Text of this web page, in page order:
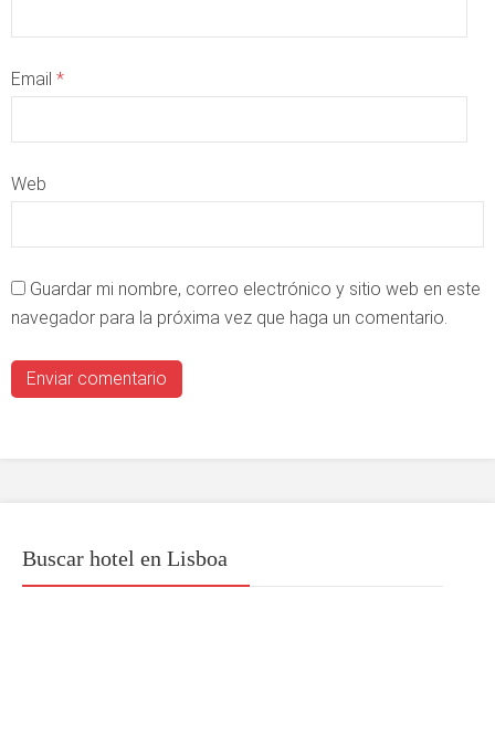
Email *
Web
Guardar mi nombre, correo electrónico y sitio web en este
navegador para la próxima vez que haga un comentario.
Buscar hotel en Lisboa